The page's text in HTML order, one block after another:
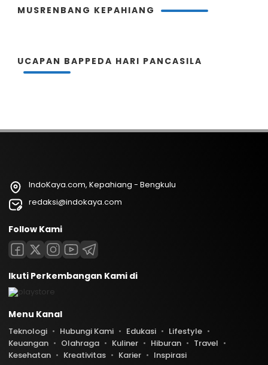
MUSRENBANG KEPAHIANG
UCAPAN BAPPEDA HARI PANCASILA
IndoKaya.com, Kepahiang - Bengkulu
redaksi@indokaya.com
Follow Kami
Ikuti Perkembangan Kami di
Menu Kanal
Teknologi Hubungi Kami Edukasi
Lifestyle
Keuangan
Olahraga Kuliner Hiburan
Travel
Kesehatan
Kreativitas Karier Inspirasi